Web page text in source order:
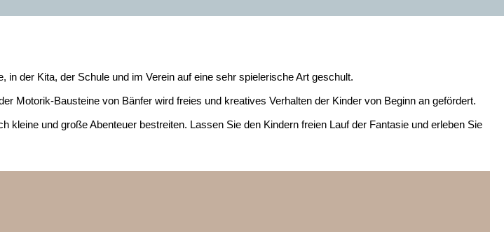
der Kita, der Schule und im Verein auf eine sehr spielerische Art geschult.
Motorik-Bausteine von Bänfer wird freies und kreatives Verhalten der Kinder von Beginn an gefördert.
und große Abenteuer bestreiten. Lassen Sie den Kindern freien Lauf der Fantasie und erleben Sie